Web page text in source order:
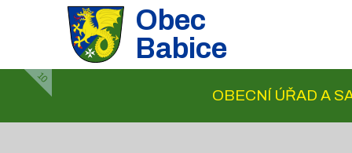
Obec
Babice
10
OBECNÍ ÚŘAD A